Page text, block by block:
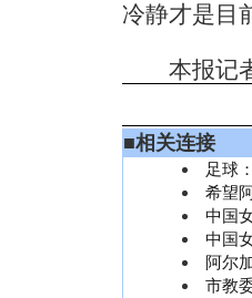
冷静才是目
本报记
■相关连接
足球
希望
中国
中国
阿尔
市教